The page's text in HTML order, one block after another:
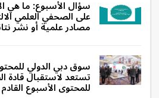
سؤال الأسبوع: ما هي
على الصحفي العلمي
مصادر علمية أو نشر
تستعد لاستقبال قادة
للمحتوى الأسبوع القادم